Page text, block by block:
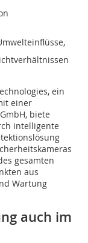
ein
einer
biete
intelligente
gesamten
aus
Wartung
auch im